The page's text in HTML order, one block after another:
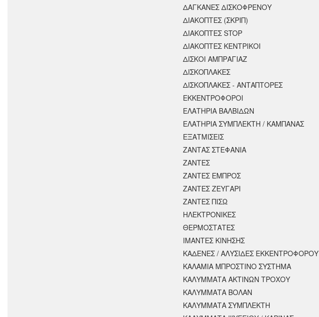
ΔΑΓΚΑΝΕΣ ΔΙΣΚΟΦΡΕΝΟΥ
ΔΙΑΚΟΠΤΕΣ (ΣΚΡΙΠ)
ΔΙΑΚΟΠΤΕΣ STOP
ΔΙΑΚΟΠΤΕΣ ΚΕΝΤΡΙΚΟΙ
ΔΙΣΚΟΙ ΑΜΠΡΑΓΙΑΖ
ΔΙΣΚΟΠΛΑΚΕΣ
ΔΙΣΚΟΠΛΑΚΕΣ - ΑΝΤΑΠΤΟΡΕΣ
ΕΚΚΕΝΤΡΟΦΟΡΟΙ
ΕΛΑΤΗΡΙΑ ΒΑΛΒΙΔΩΝ
ΕΛΑΤΗΡΙΑ ΣΥΜΠΛΕΚΤΗ / ΚΑΜΠΑΝΑΣ
ΕΞΑΤΜΙΣΕΙΣ
ΖΑΝΤΑΣ ΣΤΕΦΑΝΙΑ
ΖΑΝΤΕΣ
ΖΑΝΤΕΣ ΕΜΠΡΟΣ
ΖΑΝΤΕΣ ΖΕΥΓΑΡΙ
ΖΑΝΤΕΣ ΠΙΣΩ
ΗΛΕΚΤΡΟΝΙΚΕΣ
ΘΕΡΜΟΣΤΑΤΕΣ
ΙΜΑΝΤΕΣ ΚΙΝΗΣΗΣ
ΚΑΔΕΝΕΣ / ΑΛΥΣΙΔΕΣ ΕΚΚΕΝΤΡΟΦΟΡΟΥ
ΚΑΛΑΜΙΑ ΜΠΡΟΣΤΙΝΟ ΣΥΣΤΗΜΑ
ΚΑΛΥΜΜΑΤΑ ΑΚΤΙΝΩΝ ΤΡΟΧΟΥ
ΚΑΛΥΜΜΑΤΑ ΒΟΛΑΝ
ΚΑΛΥΜΜΑΤΑ ΣΥΜΠΛΕΚΤΗ